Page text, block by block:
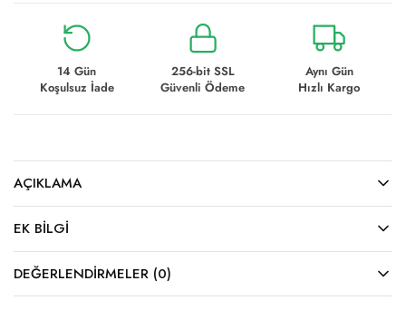
14 Gün
Koşulsuz İade
256-bit SSL
Güvenli Ödeme
Aynı Gün
Hızlı Kargo
AÇIKLAMA
EK BILGI
DEĞERLENDIRMELER (0)